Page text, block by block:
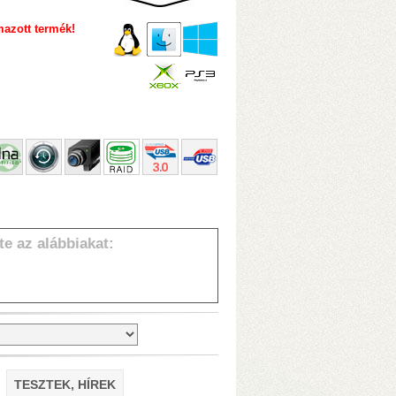
transzkódolás!)
• 8/16 GB RAM
• 2×M.2 SSD-foglalat
termék!
az alábbiakat:
TESZTEK, HÍREK